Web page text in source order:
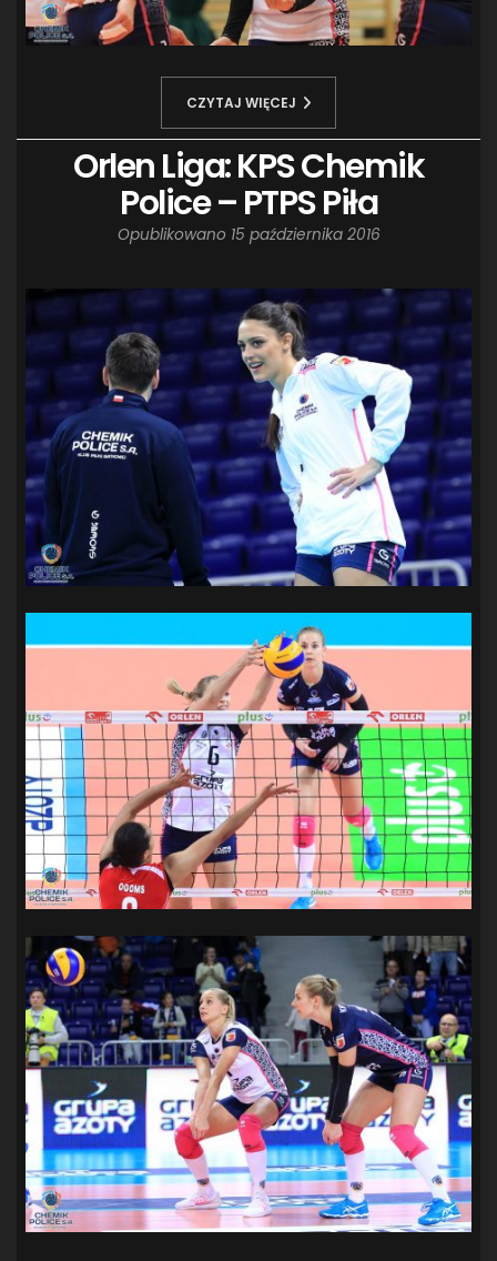
CZYTAJ WIĘCEJ
Orlen Liga: KPS Chemik
Police – PTPS Piła
Opublikowano 15 października 2016